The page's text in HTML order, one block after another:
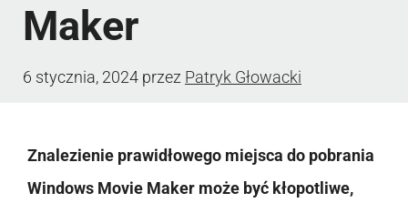
Maker
6 stycznia, 2024 przez Patryk Głowacki
Znalezienie prawidłowego miejsca do pobrania
Windows Movie Maker może być kłopotliwe,